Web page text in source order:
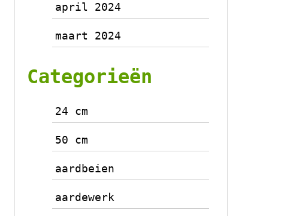
april 2024
maart 2024
Categorieën
24 cm
50 cm
aardbeien
aardewerk